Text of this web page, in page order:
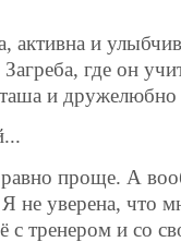
активна и
где он
и дружелюбно
проще. А
Я не уверена, что
с тренером и со